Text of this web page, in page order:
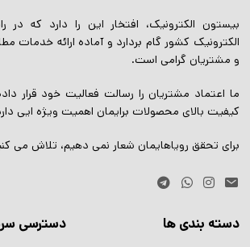
بیستون الکترونیک، افتخار این را دارد که
الکترونیک کشور گام بردارد و آماده ارائه خدمات
و مشتریان گرامی است.
ما اعتماد مشتریان را رسالت فعالیت خود قرار
کیفیت بالای محصولات برایمان اهمیت ویژه ایی
برای تحقق رویاهایمان شعار نمی دهیم، تلاش می
دسته بندی ها دسترسی